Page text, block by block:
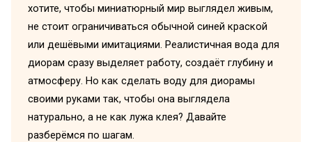
хотите, чтобы миниатюрный мир выглядел живым,
не стоит ограничиваться обычной синей краской
или дешёвыми имитациями. Реалистичная вода для
диорам сразу выделяет работу, создаёт глубину и
атмосферу. Но как сделать воду для диорамы
своими руками так, чтобы она выглядела
натурально, а не как лужа клея? Давайте
разберёмся по шагам.